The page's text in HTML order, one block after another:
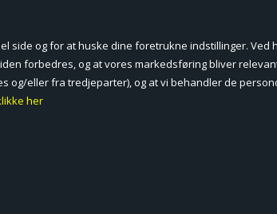
side og for at huske dine foretrukne indstillinger. Ved
forbedres, og at vores markedsføring bliver
og/eller fra tredjeparter), og at vi behandler de
her